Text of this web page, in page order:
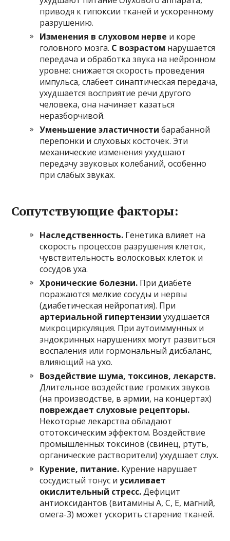
приводя к гипоксии тканей и ускоренному
разрушению.
Изменения в слуховом нерве и коре
головного мозга. С возрастом нарушается
передача и обработка звука на нейронном
уровне: снижается скорость проведения
импульса, слабеет синаптическая передача,
ухудшается восприятие речи другого
человека, она начинает казаться
неразборчивой.
Уменьшение эластичности барабанной
перепонки и слуховых косточек. Эти
механические изменения ухудшают
передачу звуковых колебаний, особенно
при слабых звуках.
Сопутствующие факторы:
Наследственность. Генетика влияет на
скорость процессов разрушения клеток,
чувствительность волосковых клеток и
сосудов уха.
Хронические болезни. При диабете
поражаются мелкие сосуды и нервы
(диабетическая нейропатия). При
артериальной гипертензии ухудшается
микроциркуляция. При аутоиммунных и
эндокринных нарушениях могут развиться
воспаления или гормональный дисбаланс,
влияющий на ухо.
Воздействие шума, токсинов, лекарств.
Длительное воздействие громких звуков
(на производстве, в армии, на концертах)
повреждает слуховые рецепторы.
Некоторые лекарства обладают
ототоксическим эффектом. Воздействие
промышленных токсинов (свинец, ртуть,
органические растворители) ухудшает слух.
Курение, питание. Курение нарушает
сосудистый тонус иусиливает
окислительный стресс.Дефицит
антиоксидантов (витамины A, C, E, магний,
омега-3) может ускорить старение тканей.